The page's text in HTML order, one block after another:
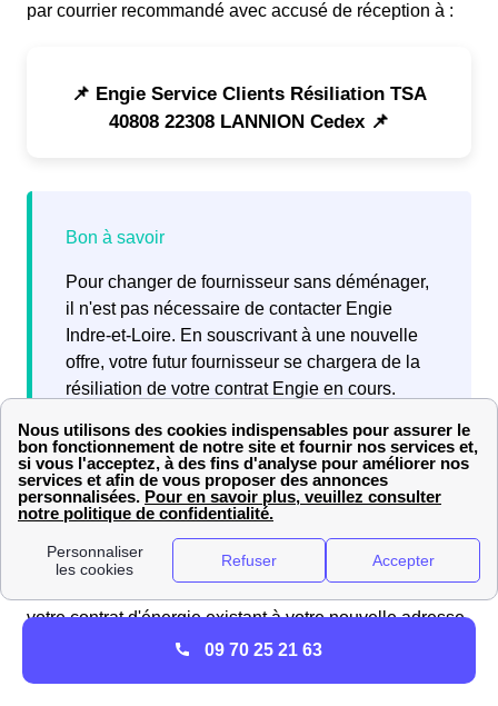
par courrier recommandé avec accusé de réception à :
📌 Engie Service Clients Résiliation TSA
40808 22308 LANNION Cedex 📌
Pour changer de fournisseur sans déménager,
il n'est pas nécessaire de contacter Engie
Indre-et-Loire. En souscrivant à une nouvelle
offre, votre futur fournisseur se chargera de la
résiliation de votre contrat Engie en cours.
Déménagez à Villeperdue (37 260) sans souci avec
Engie (ex EDF-GDF)
Lorsque vous prévoyez de déménager
à Villeperdue
votre contrat d'énergie existant à votre nouvelle adresse.
Pour assurer une transition énergétique fluide et efficace
09 70 25 21 63